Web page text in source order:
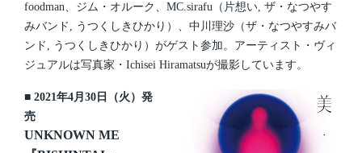
foodman、ジム・オルーク、MC.sirafu（片想い, ザ・なつやす
みバンド, うつくしきひかり）、中川理沙（ザ・なつやすみバ
ンド, うつくしきひかり）がゲスト参加。アーティスト・ヴィ
ジュアルは写真家・Ichisei Hiramatsuが撮影しています。
■ 2021年4月30日（火）発
売
UNKNOWN ME